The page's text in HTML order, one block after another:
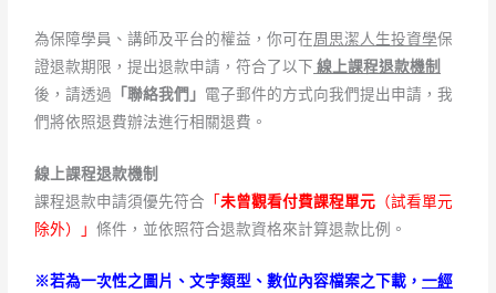
為保障學員、講師及平台的權益，你可在周思潔人生投資學保
證退款期限，提出退款申請，符合了以下 線上課程退款機制
後，請透過 「聯絡我們」 電子郵件的方式向我們提出申請，我
們將依照退費辦法進行相關退費。
線上課程退款機制
課程退款申請須優先符合 「未曾觀看付費課程單元 （試看單元
除外）」條件，並依照符合退款資格來計算退款比例。
※若為一次性之圖片、文字類型、數位內容檔案之下載，一經